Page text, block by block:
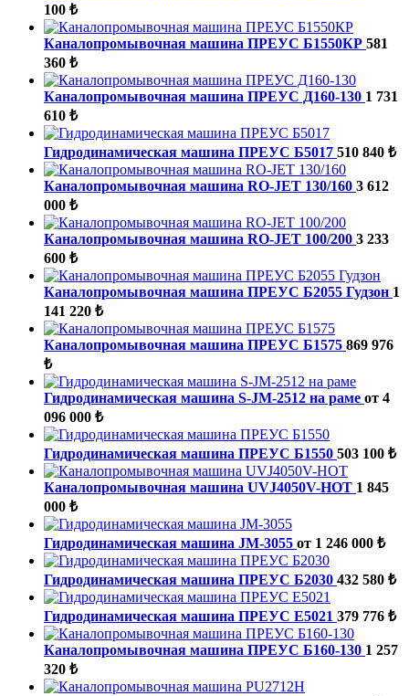
100 ₺
Каналопромывочная машина ПРЕУС Б1550КР 581
360 ₺
Каналопромывочная машина ПРЕУС Д160-130 1 731
610 ₺
Гидродинамическая машина ПРЕУС Б5017 510 840 ₺
Каналопромывочная машина RO-JET 130/160 3 612
000 ₺
Каналопромывочная машина RO-JET 100/200 3 233
600 ₺
Каналопромывочная машина ПРЕУС Б2055 Гудзон 1
141 220 ₺
Каналопромывочная машина ПРЕУС Б1575 869 976
₺
Гидродинамическая машина S-JM-2512 на раме от 4
096 000 ₺
Гидродинамическая машина ПРЕУС Б1550 503 100 ₺
Каналопромывочная машина UVJ4050V-HOT 1 845
000 ₺
Гидродинамическая машина JМ-3055 от 1 246 000 ₺
Гидродинамическая машина ПРЕУС Б2030 432 580 ₺
Гидродинамическая машина ПРЕУС Е5021 379 776 ₺
Каналопромывочная машина ПРЕУС Б160-130 1 257
320 ₺